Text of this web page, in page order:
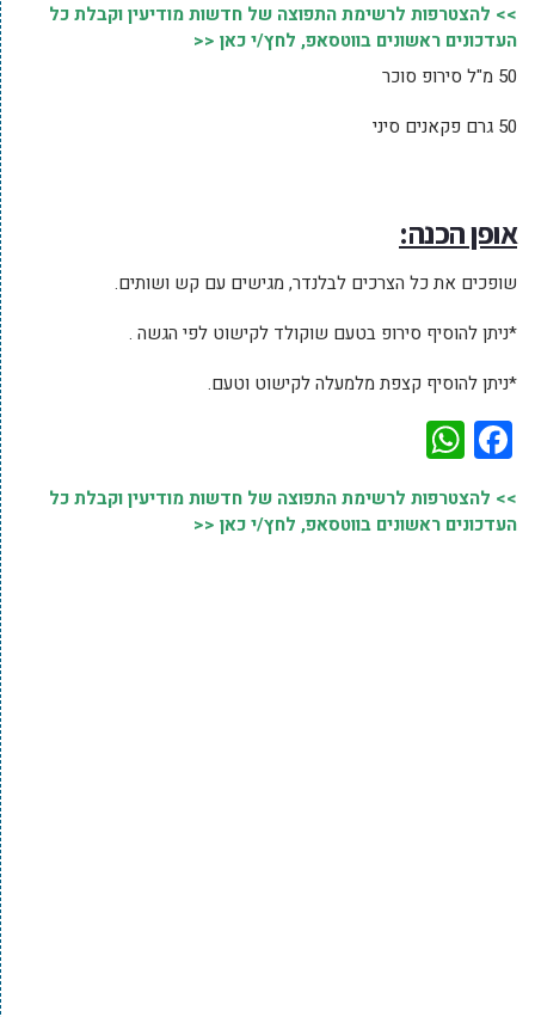
>> להצטרפות לרשימת התפוצה של חדשות מודיעין וקבלת כל
העדכונים ראשונים בווטסאפ, לחץ/י כאן <<
50 מ"ל סירופ סוכר
50 גרם פקאנים סיני
אופן הכנה:
שופכים את כל הצרכים לבלנדר, מגישים עם קש ושותים.
*ניתן להוסיף סירופ בטעם שוקולד לקישוט לפי הגשה .
*ניתן להוסיף קצפת מלמעלה לקישוט וטעם.
Facebook
>> להצטרפות לרשימת התפוצה של חדשות מודיעין וקבלת כל
העדכונים ראשונים בווטסאפ, לחץ/י כאן <<